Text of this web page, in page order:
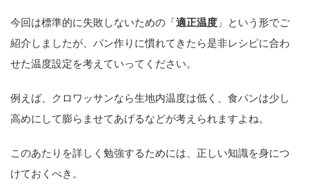
今回は標準的に失敗しないための「適正温度 」という形でご
紹介しましたが、パン作りに慣れてきたら是非レシピに合わ
せた温度設定を考えていってください。
例えば、クロワッサンなら生地内温度は低く、食パンは少し
高めにして膨らませてあげるなどが考えられますよね。
このあたりを詳しく勉強するためには、正しい知識を身につ
けておくべき。